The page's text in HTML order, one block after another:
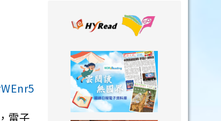
電子